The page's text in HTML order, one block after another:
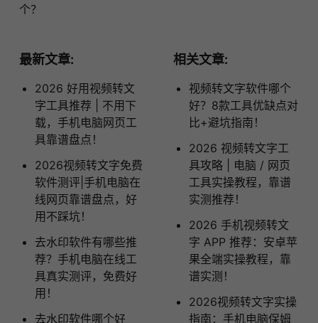
个？
最新文章:
2026 好用视频转文
字工具推荐 | 不用下
载，手机电脑网页工
具靠谱盘点！
2026视频转文字免费
软件测评|手机电脑在
线网页靠谱盘点，好
用不踩坑！
去水印软件有哪些推
荐？手机电脑在线工
具真实测评，免费好
用！
去水印软件哪个好
相关文章:
视频转文字软件哪个
好？8款工具优缺点对
比+避坑指南！
2026 视频转文字工
具攻略 | 电脑 / 网页
工具实操教程，靠谱
实测推荐！
2026 手机视频转文
字 APP 推荐：安卓苹
果全端实操教程，靠
谱实测！
2026视频转文字实操
指南：手机电脑保姆